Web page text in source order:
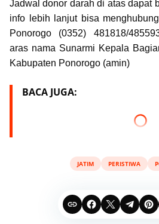
Jadwal donor darah di atas dapat
info lebih lanjut bisa
Ponorogo (0352) 481818/
aras nama Sunarmi Kepala
Kabupaten Ponorogo (amin)
BACA JUGA:
JATIM PERISTIWA